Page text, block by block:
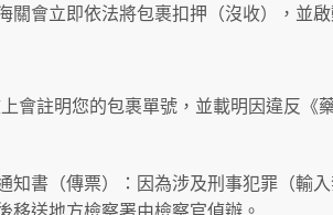
關會立即依法將包裹扣押（沒收），並
會註明您的包裹單號，並載明因違反《
知書（傳票）：因為涉及刑事犯罪（輸
移送地方檢察署由檢察官偵辦。